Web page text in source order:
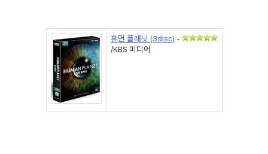
휴먼 플래닛 (3disc) -
/KBS 미디어